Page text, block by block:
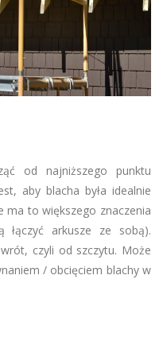
od najniższego punktu
aby blacha była idealnie
ma to większego znaczenia
łączyć arkusze ze sobą).
czyli od szczytu. Może
/ obcięciem blachy w